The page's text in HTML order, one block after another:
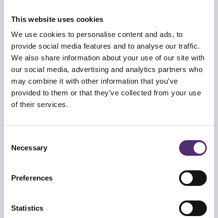
This website uses cookies
We use cookies to personalise content and ads, to
provide social media features and to analyse our traffic.
We also share information about your use of our site with
our social media, advertising and analytics partners who
may combine it with other information that you’ve
provided to them or that they’ve collected from your use
of their services.
Selection
Necessary
Preferences
Statistics
speelt er meer dan alleen een loopbaanvraag,
bijvoorbeeld stress of onzekerheid. Onze
specialisten kijken altijd naar het complete
plaatje.
Een traject start met een matchgesprek. Hierin
brengen we de hulpvraag scherp in kaart en
zoeken we naar de best passende specialist.
Daarna volgen meerdere sessies waarin de
concrete stappen. Reflectieopdrachten en
praktische oefeningen horen daar vaak bij. Lees
meer over
Hulp bij
loopbaancoaching via